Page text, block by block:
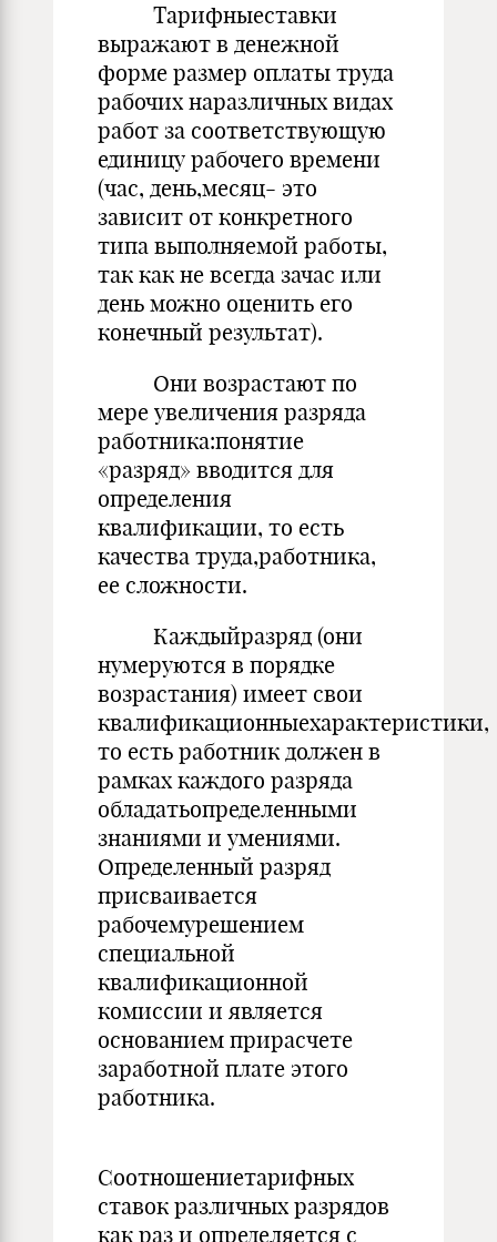
Тарифныеставки
выражают в денежной
форме размер оплаты труда
рабочих наразличных видах
работ за соответствующую
единицу рабочего времени
(час, день,месяц- это
зависит от конкретного
типа выполняемой работы,
так как не всегда зачас или
день можно оценить его
конечный результат).
Они возрастают по
мере увеличения разряда
работника:понятие
«разряд» вводится для
определения
квалификации, то есть
качества труда,работника,
ее сложности.
Каждыйразряд (они
нумеруются в порядке
возрастания) имеет свои
квалификационныехарактеристики,
то есть работник должен в
рамках каждого разряда
обладатьопределенными
знаниями и умениями.
Определенный разряд
присваивается
рабочемурешением
специальной
квалификационной
комиссии и является
основанием прирасчете
заработной плате этого
работника.
Соотношениетарифных
ставок различных разрядов
как раз и определяется с